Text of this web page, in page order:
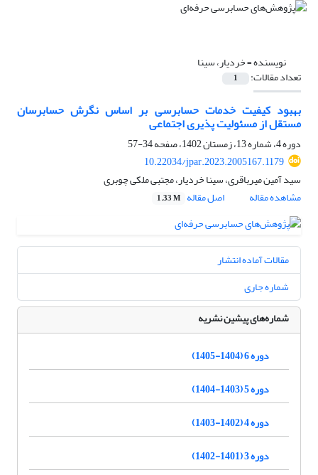
نویسنده =خردیار، سینا
تعداد مقالات: 1
بهبود کیفیت خدمات حسابرسی بر اساس نگرش حسابرسان
مستقل از مسئولیت پذیری اجتماعی
دوره 4، شماره 13، زمستان 1402، صفحه
34-57
10.22034/jpar.2023.2005167.1179
سید آمین میرباقری، سینا خردیار، مجتبی ملکی چوبری
مشاهده مقاله
اصل مقاله 1.33 M
مقالات آماده انتشار
شماره جاری
شماره‌های پیشین نشریه
دوره 6 (1404-1405)
دوره 5 (1403-1404)
دوره 4 (1402-1403)
دوره 3 (1401-1402)